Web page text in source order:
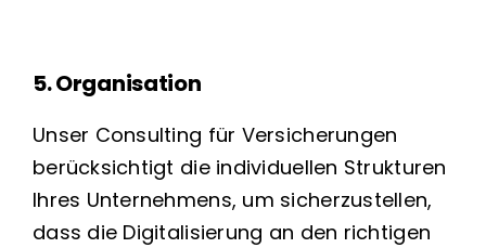
5. Organisation
Unser Consulting für Versicherungen
berücksichtigt die individuellen Strukturen
Ihres Unternehmens, um sicherzustellen,
dass die Digitalisierung an den richtigen